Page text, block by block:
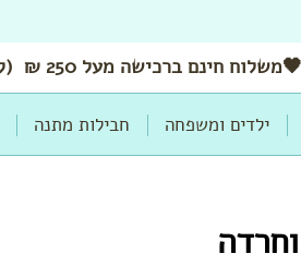
חינם ברכישה מעל 250 ₪ (לאחר מימוש הנחות ושוברים)
ילדים ומשפחה חבילות מתנה